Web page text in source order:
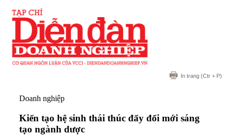
In trang (Ctr + P)
Doanh nghiệp
Kiến tạo hệ sinh thái thúc đẩy đổi mới sáng
tạo ngành dược